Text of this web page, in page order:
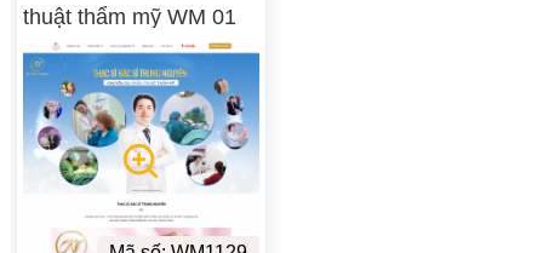
thuật thẩm mỹ WM 01